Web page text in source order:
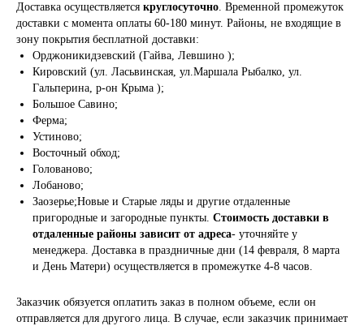
Доставка осуществляется круглосуточно. Временной промежуток
доставки с момента оплаты 60-180 минут. Районы, не входящие в
зону покрытия бесплатной доставки:
Орджоникидзевский (Гайва, Левшино );
Кировский (ул. Ласьвинская, ул.Маршала Рыбалко, ул.
Гальперина, р-он Крыма );
Большое Савино;
Ферма;
Устиново;
Восточный обход;
Голованово;
Лобаново;
Заозерье;Новые и Старые ляды и другие отдаленные
пригородные и загородные пункты. Стоимость доставки в
отдаленные районы зависит от адреса- уточняйте у
менеджера. Доставка в праздничные дни (14 февраля, 8 марта
и День Матери) осуществляется в промежутке 4-8 часов.
Заказчик обязуется оплатить заказ в полном объеме, если он
отправляется для другого лица. В случае, если заказчик принимает